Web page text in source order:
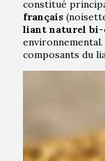
constitué
français
liant naturel bi-
composants du